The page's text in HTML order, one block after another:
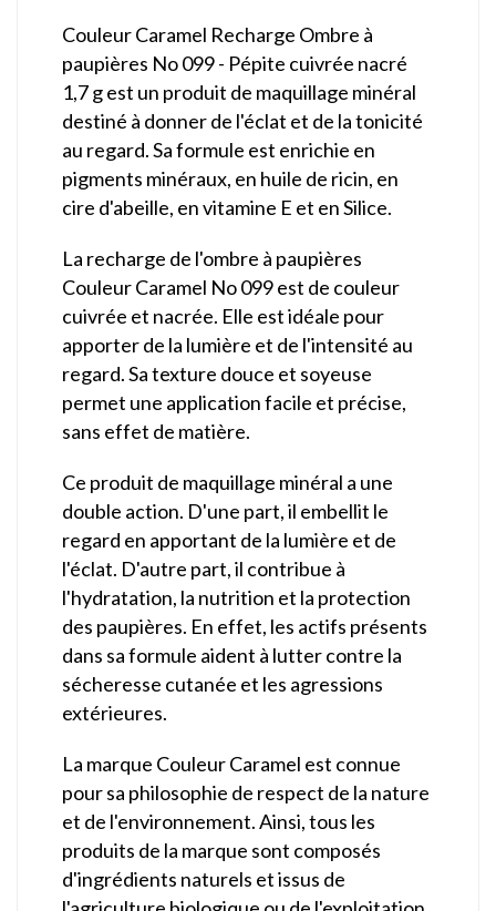
Couleur Caramel Recharge Ombre à
paupières No 099 - Pépite cuivrée nacré
1,7 g est un produit de maquillage minéral
destiné à donner de l'éclat et de la tonicité
au regard. Sa formule est enrichie en
pigments minéraux, en huile de ricin, en
cire d'abeille, en vitamine E et en Silice.
La recharge de l'ombre à paupières
Couleur Caramel No 099 est de couleur
cuivrée et nacrée. Elle est idéale pour
apporter de la lumière et de l'intensité au
regard. Sa texture douce et soyeuse
permet une application facile et précise,
sans effet de matière.
Ce produit de maquillage minéral a une
double action. D'une part, il embellit le
regard en apportant de la lumière et de
l'éclat. D'autre part, il contribue à
l'hydratation, la nutrition et la protection
des paupières. En effet, les actifs présents
dans sa formule aident à lutter contre la
sécheresse cutanée et les agressions
extérieures.
La marque Couleur Caramel est connue
pour sa philosophie de respect de la nature
et de l'environnement. Ainsi, tous les
produits de la marque sont composés
d'ingrédients naturels et issus de